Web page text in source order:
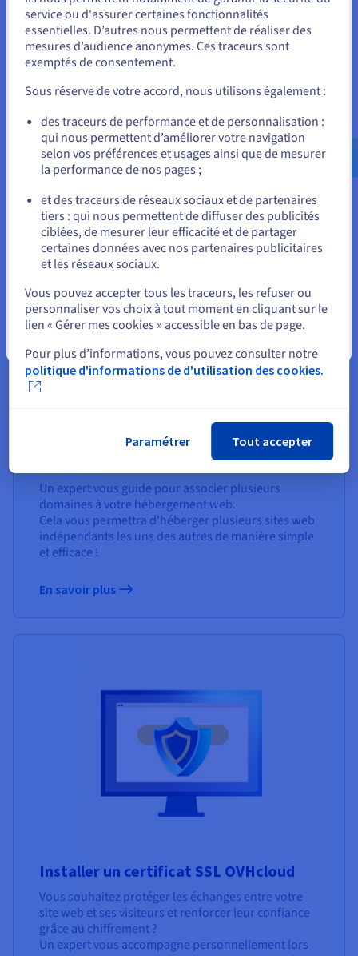
Installer un CMS sur votre
hébergement web OVHcloud
Vous souhaitez installer un système de gestion de
contenu (CMS) sur votre hébergement web ?
Un expert vous guide lors de l'installation du
Prestashop, Drupal ou Joomla!.
En savoir plus
Ajouter un nom de domaine à votre
hébergement multisite OVHcloud
Un expert vous guide pour associer plusieurs
domaines à votre hébergement web.
Cela vous permettra d'héberger plusieurs sites web
indépendants les uns des autres de manière simple
et efficace !
En savoir plus
Installer un certificat SSL OVHcloud
Vous souhaitez protéger les échanges entre votre
site web et ses visiteurs et renforcer leur confiance
grâce au chiffrement ?
Un expert vous accompagne personnellement lors
Vous semblez être localisé en États-
Unis.
Pour commander, rendez-vous sur le site de votre pays (États-
Allez sur le site États-Unis
us.ovhcloud.com/
Anglais USD - $
ou
Rester sur le site actuel
Sélectionner un autre site web
service ou d'assurer certaines fonctionnalités
essentielles. D’autres nous permettent de réaliser des
mesures d’audience anonymes. Ces traceurs sont
exemptés de consentement.
Sous réserve de votre accord, nous utilisons également :
des traceurs de performance et de personnalisation :
qui nous permettent d’améliorer votre navigation
selon vos préférences et usages ainsi que de mesurer
la performance de nos pages ;
et des traceurs de réseaux sociaux et de partenaires
tiers : qui nous permettent de diffuser des publicités
ciblées, de mesurer leur efficacité et de partager
certaines données avec nos partenaires publicitaires
et les réseaux sociaux.
Vous pouvez accepter tous les traceurs, les refuser ou
personnaliser vos choix à tout moment en cliquant sur le
lien « Gérer mes cookies » accessible en bas de page.
Pour plus d’informations, vous pouvez consulter notre
politique d'informations de d'utilisation des cookies.
Paramétrer Tout accepter